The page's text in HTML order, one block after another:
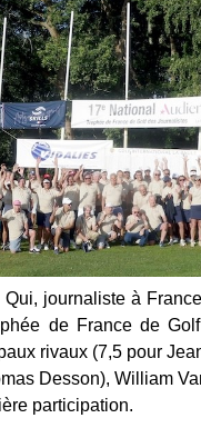
journaliste à
de France de
rivaux (7,5 pour
Desson), William
participation.